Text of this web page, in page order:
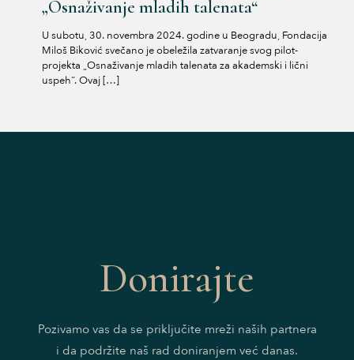
„Osnaživanje mladih talenata“
U subotu, 30. novembra 2024. godine u Beogradu, Fondacija
Miloš Biković svečano je obeležila zatvaranje svog pilot-
projekta „Osnaživanje mladih talenata za akademski i lični
uspeh“. Ovaj[…]
Donirajte
Pozivamo vas da se priključite mreži naših partnera
i da podržite naš rad doniranjem već danas.